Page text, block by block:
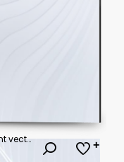
Hand drawn flower bouquet line element vector. Collection of foliage, leaves branch, wildflower, poppy, peony, eucalyptus. Spring blossom illustration design for logo, wedding, tattoo, decor.